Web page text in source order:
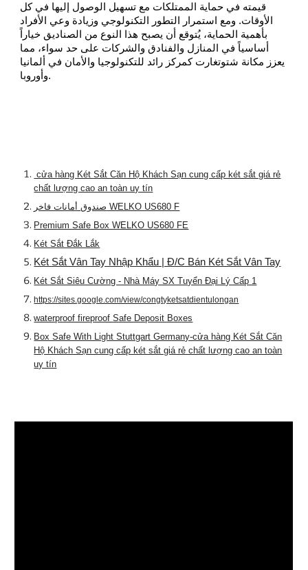
قيمته في حماية الممتلكات مع تسهيل الوصول إليها في كل
الأوقات. ومع استمرار التطور التكنولوجي وزيادة وعي الأفراد
بأهمية الحماية، يُتوقع أن يصبح هذا النوع من الصناديق خياراً
أساسياً في المنازل والفنادق والشركات على حد سواء، مما
يعزز مكانة شتوتغارت كمركز رائد للتكنولوجيا والأمان في ألمانيا
وأوروبا.
cửa hàng Két Sắt Căn Hộ Khách Sạn cung cấp két sắt giá rẻ
chất lượng cao an toàn uy tín
صندوق أمانات فاخر WELKO US680 F
Premium Safe Box WELKO US680 FE
Két Sắt Đắk Lắk
Két Sắt Vân Tay Nhập Khẩu | Đ/C Bán Két Sắt Vân Tay
Két Sắt Siêu Cường - Nhà Máy SX Tuyển Đại Lý Cấp 1
https://sites.google.com/view/congtyketsatdientulongan
waterproof fireproof Safe Deposit Boxes
Box Safe With Light Stuttgart Germany-cửa hàng Két Sắt Căn
Hộ Khách Sạn cung cấp két sắt giá rẻ chất lượng cao an toàn
uy tín